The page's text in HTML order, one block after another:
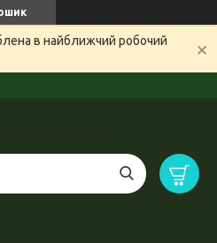
в найближчий робочий